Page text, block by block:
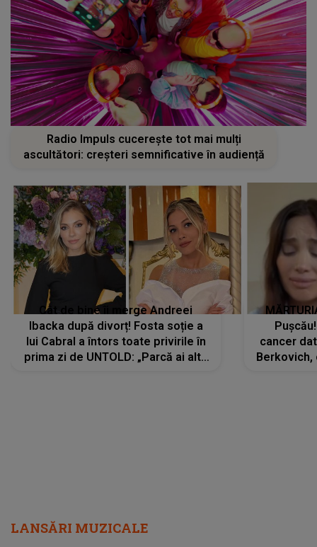
Radio Impuls cucerește tot mai mulți
ascultători: creșteri semnificative în audiență
Cât de bine îi merge Andreei
Ibacka după divorț! Fosta soție a
lui Cabral a întors toate privirile în
prima zi de UNTOLD: „Parcă ai altă
cancer
LANSĂRI MUZICALE